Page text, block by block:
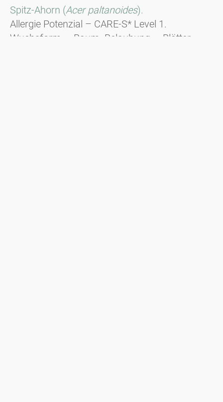
Spitz-Ahorn (Acer paltanoides).
Allergie Potenzial – CARE-S* Level 1.
Wuchsform — Baum. Belaubung — Blätter